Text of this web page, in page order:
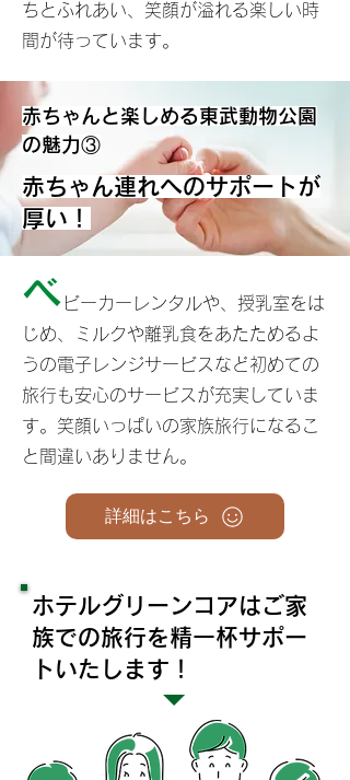
ちとふれあい、笑顔が溢れる楽しい時
間が待っています。
赤ちゃんと楽しめる東武動物公園
の魅力③
赤ちゃん連れへのサポートが
厚い！
ベ ビーカーレンタルや、授乳室をは
じめ、ミルクや離乳食をあたためるよ
うの電子レンジサービスなど初めての
旅行も安心のサービスが充実していま
す。笑顔いっぱいの家族旅行になるこ
と 間違いありません。
詳細はこちら
ホテルグリーンコアはご家
族での旅行を精一杯サポー
トいたします！